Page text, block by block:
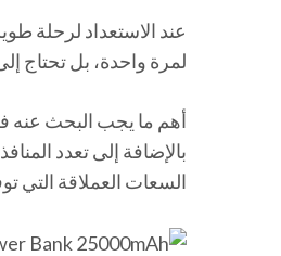
عند الاستعداد لرحلة
لمرة واحدة، بل تحتاج
بالإضافة إلى تعدد
السعات العملاقة التي